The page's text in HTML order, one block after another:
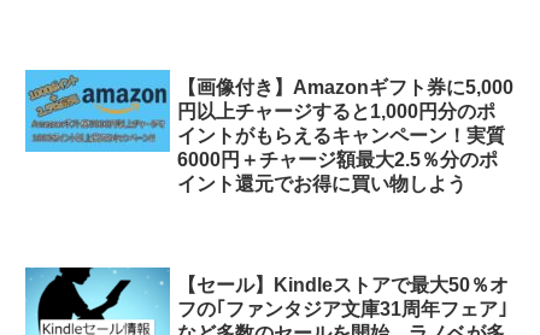
【画像付き】Amazonギフト券に5,000
円以上チャージすると1,000円分のポ
イントがもらえるキャンペーン！実質
6000円＋チャージ額最大2.5％分のポ
イント還元でお得に買い物しよう
【セール】Kindleストアで最大50％オ
フの｢ファンタジア文庫31周年フェア｣